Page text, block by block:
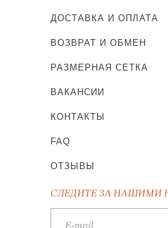
РАЗМЕРНАЯ СЕТКА
ДОСТАВКА И ОПЛАТА
КОНТАКТЫ
FAQ
ОТЗЫВЫ
СЛЕДИТЕ ЗА НАШИМИ
ВОЗВРАТ И ОБМЕН
ВАКАНСИИ